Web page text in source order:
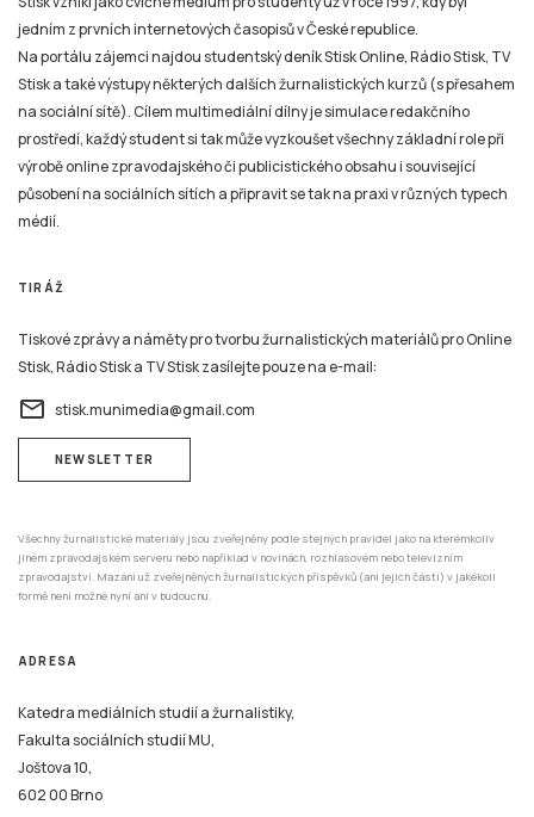
jedním z prvních internetových časopisů v České republice.
Na portálu zájemci najdou studentský deník Stisk Online, Rádio Stisk, TV
Stisk a také výstupy některých dalších žurnalistických kurzů (s přesahem
na sociální sítě). Cílem multimediální dílny je simulace redakčního
prostředí, každý student si tak může vyzkoušet všechny základní role při
výrobě online zpravodajského či publicistického obsahu i související
působení na sociálních sítích a připravit se tak na praxi v různých typech
médií.
TIRÁŽ
Tiskové zprávy a náměty pro tvorbu žurnalistických materiálů pro Online
Stisk, Rádio Stisk a TV Stisk zasílejte pouze na e-mail:
email stisk.munimedia@gmail.com
NEWSLETTER
Všechny žurnalistické materiály jsou zveřejněny podle stejných pravidel jako na kterémkoliv
jiném zpravodajském serveru nebo například v novinách, rozhlasovém nebo televizním
zpravodajství. Mazání už zveřejněných žurnalistických příspěvků (ani jejich částí) v jakékoli
formě není možné nyní ani v budoucnu.
ADRESA
Katedra mediálních studií a žurnalistiky,
Fakulta sociálních studií MU,
Joštova 10,
602 00 Brno